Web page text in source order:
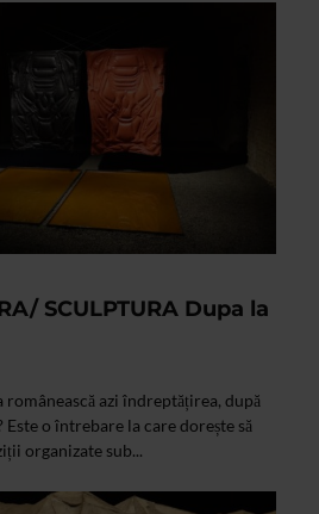
SCULPTURA Dupa la
românească azi îndreptățirea, după
o întrebare la care dorește să
organizate sub...